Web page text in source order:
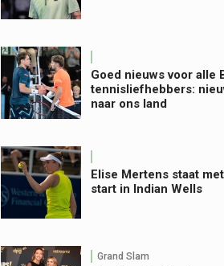
Goed nieuws voor alle
tennisliefhebbers:
naar ons land
Elise Mertens staat
start in Indian Wells
Grand Slam